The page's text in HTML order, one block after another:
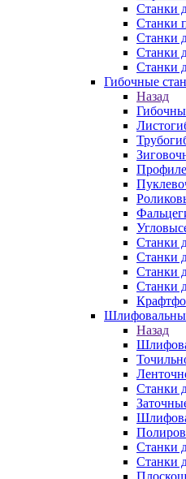
Станки
Станки
Станки
Станки
Станки
Гибочные
Назад
Станки
Станки
Станки
Станки
Назад
Станки
Станки
Станки